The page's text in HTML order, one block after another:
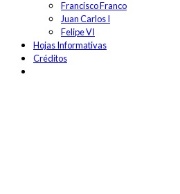
Francisco Franco
Juan Carlos I
Felipe VI
Hojas Informativas
Créditos